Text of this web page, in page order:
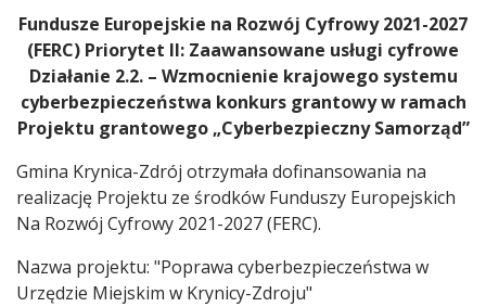
Fundusze Europejskie na Rozwój Cyfrowy 2021-2027
(FERC) Priorytet II: Zaawansowane usługi cyfrowe
Działanie 2.2. – Wzmocnienie krajowego systemu
cyberbezpieczeństwa konkurs grantowy w ramach
Projektu grantowego „Cyberbezpieczny Samorząd”
Gmina Krynica-Zdrój otrzymała dofinansowania na
realizację Projektu ze środków Funduszy Europejskich
Na Rozwój Cyfrowy 2021-2027 (FERC).
Nazwa projektu: "Poprawa cyberbezpieczeństwa w
Urzędzie Miejskim w Krynicy-Zdroju"